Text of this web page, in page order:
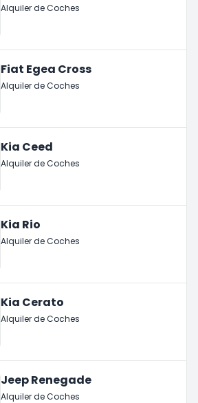
Alquiler de Coches
Fiat Egea Cross
Alquiler de Coches
Kia Ceed
Alquiler de Coches
Kia Rio
Alquiler de Coches
Kia Cerato
Alquiler de Coches
Jeep Renegade
Alquiler de Coches